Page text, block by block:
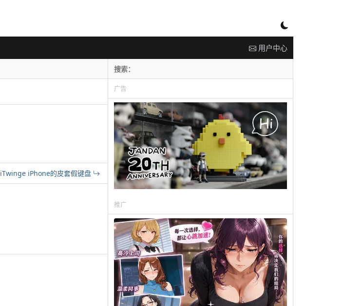
用户中心
iTwinge iPhone的皮套假键盘
广告
推广